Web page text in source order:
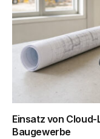
Einsatz von
Baugewerbe